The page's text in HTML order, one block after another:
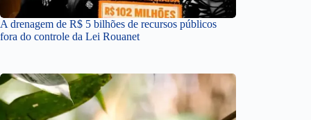
A drenagem de R$ 5 bilhões de recursos públicos
fora do controle da Lei Rouanet